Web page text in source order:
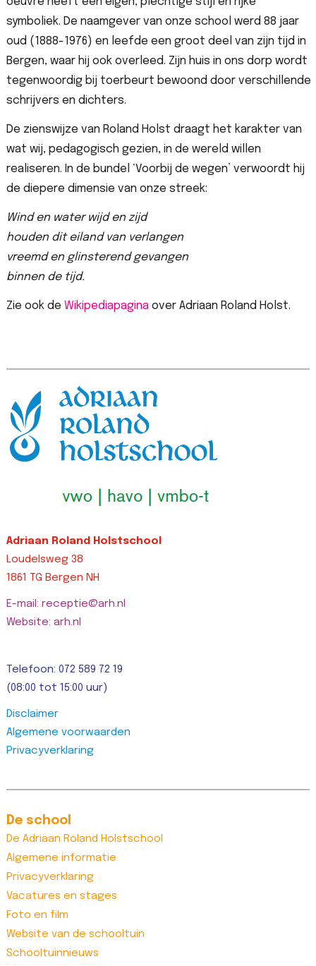
symboliek. De naamgever van onze school werd 88 jaar
oud (1888-1976) en leefde een groot deel van zijn tijd in
Bergen, waar hij ook overleed. Zijn huis in ons dorp wordt
tegenwoordig bij toerbeurt bewoond door verschillende
schrijvers en dichters.
De zienswijze van Roland Holst draagt het karakter van
wat wij, pedagogisch gezien, in de wereld willen
realiseren. In de bundel ‘Voorbij de wegen’ verwoordt hij
de diepere dimensie van onze streek:
Wind en water wijd en zijd
houden dit eiland van verlangen
vreemd en glinsterend gevangen
binnen de tijd.
Zie ook de Wikipediapaginaover Adriaan Roland Holst.
Adriaan Roland Holstschool
Loudelsweg 38
1861 TG Bergen NH
E-mail: receptie@arh.nl
Website: arh.nl
Telefoon: 072 589 72 19
(08:00 tot 15:00 uur)
Disclaimer
Algemene voorwaarden
Privacyverklaring
De school
De Adriaan Roland Holstschool
Algemene informatie
Privacyverklaring
Vacatures en stages
Foto en film
Website van de schooltuin
Schooltuinnieuws